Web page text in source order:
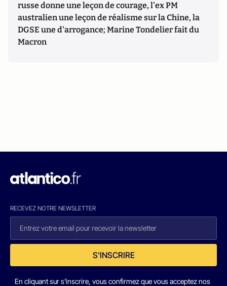
russe donne une leçon de courage, l'ex PM
australien une leçon de réalisme sur la Chine, la
DGSE une d'arrogance; Marine Tondelier fait du
Macron
RECEVEZ NOTRE NEWSLETTER
S'INSCRIRE
En cliquant sur s'inscrire, vous confirmez que vous acceptez nos